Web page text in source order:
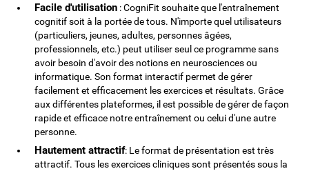
Facile d'utilisation : CogniFit souhaite que l'entraînement
cognitif soit à la portée de tous. N'importe quel utilisateurs
(particuliers, jeunes, adultes, personnes âgées,
professionnels, etc.) peut utiliser seul ce programme sans
avoir besoin d'avoir des notions en neurosciences ou
informatique. Son format interactif permet de gérer
facilement et efficacement les exercices et résultats. Grâce
aux différentes plateformes, il est possible de gérer de façon
rapide et efficace notre entraînement ou celui d'une autre
personne.
Hautement attractif: Le format de présentation est très
attractif. Tous les exercices cliniques sont présentés sous la